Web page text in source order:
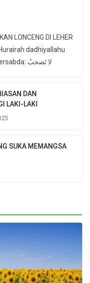
LONCENG DI LEHER
dadhiyallahu
anhu, sesungguhnya Rasulullah ﷺ bersabda: لا تَصحبُ
DAN
LAKI-LAKI
SUKA MEMANGSA